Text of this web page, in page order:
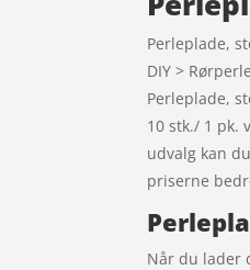
Perleplade,
DIY >
Perleplade,
10 stk./ 1 pk.
udvalg kan
priserne
Når du lader